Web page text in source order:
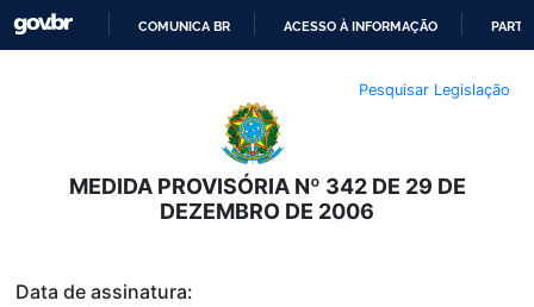
O
CONTEÚDO
COMUNICA BR ACESSO À INFORMAÇÃO
Pesquisar Legislação
MEDIDA PROVISÓRIA Nº 342 DE 29 DE
DEZEMBRO DE 2006
Data de assinatura: